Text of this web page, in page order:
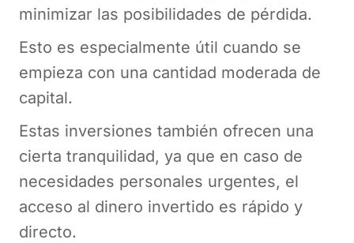
minimizar las posibilidades de pérdida.
Esto es especialmente útil cuando se
empieza con una cantidad moderada de
capital.
Estas inversiones también ofrecen una
cierta tranquilidad, ya que en caso de
necesidades personales urgentes, el
acceso al dinero invertido es rápido y
directo.